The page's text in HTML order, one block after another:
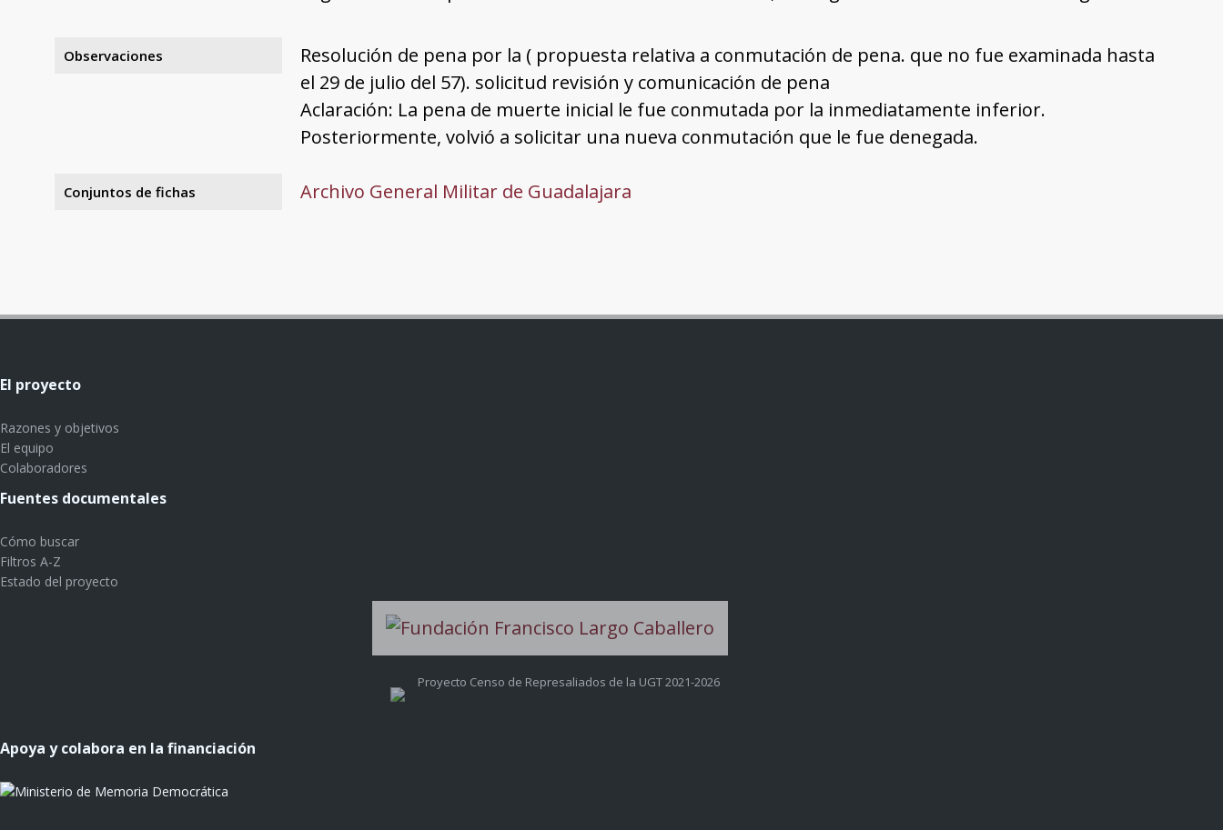
Observaciones
Resolución de pena por la ( propuesta relativa a conmutación de pena. que no fue examinada hasta
el 29 de julio del 57). solicitud revisión y comunicación de pena
Aclaración: La pena de muerte inicial le fue conmutada por la inmediatamente inferior.
Posteriormente, volvió a solicitar una nueva conmutación que le fue denegada.
Conjuntos de fichas Archivo General Militar de Guadalajara
El proyecto
Razones y objetivos
El equipo
Colaboradores
Fuentes documentales
Cómo buscar
Filtros A-Z
Estado del proyecto
Proyecto Censo de Represaliados de la UGT 2021-2026
Apoya y colabora en la financiación